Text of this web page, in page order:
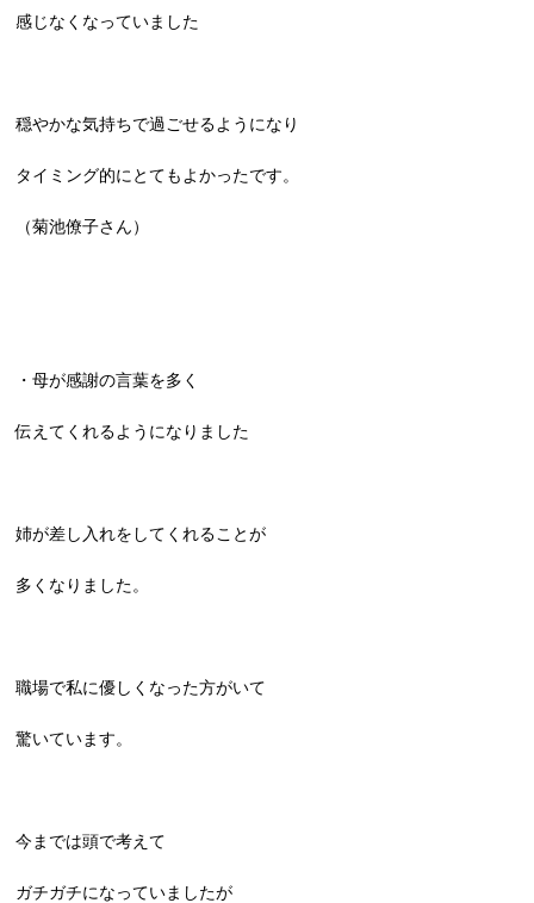
感じなくなっていました
穏やかな気持ちで過ごせるようになり
タイミング的にとてもよかったです。
（菊池僚子さん）
・母が感謝の言葉を多く
伝えてくれるようになりました
姉が差し入れをしてくれることが
多くなりました。
職場で私に優しくなった方がいて
驚いています。
今までは頭で考えて
ガチガチになっていましたが